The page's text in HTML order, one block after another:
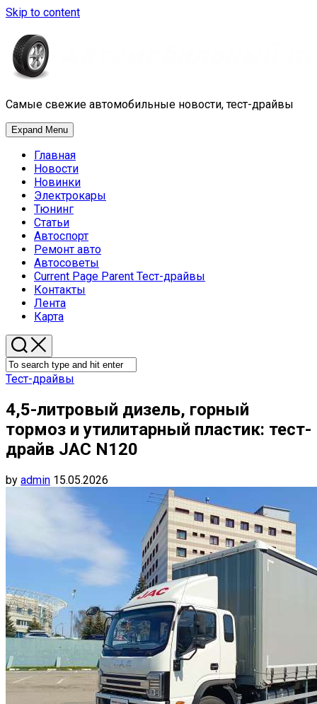
Skip to content
Самые свежие автомобильные новости, тест-драйвы
Expand Menu
Главная
Новости
Новинки
Электрокары
Тюнинг
Статьи
Автоспорт
Ремонт авто
Автосоветы
Current Page Parent Тест-драйвы
Контакты
Лента
Карта
Тест-драйвы
4,5-литровый дизель, горный
тормоз и утилитарный пластик: тест-
драйв JAC N120
by admin 15.05.2026